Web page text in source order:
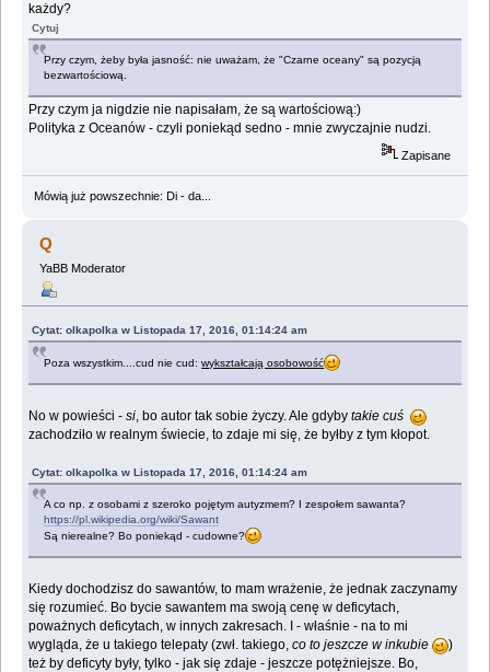
każdy?
Cytuj
Przy czym, żeby była jasność: nie uważam, że "Czarne oceany" są pozycją
bezwartościową.
Przy czym ja nigdzie nie napisałam, że są wartościową:)
Polityka z Oceanów - czyli poniekąd sedno - mnie zwyczajnie nudzi.
Zapisane
Mówią już powszechnie: Di - da...
Q
YaBB Moderator
Cytat: olkapolka w Listopada 17, 2016, 01:14:24 am
Poza wszystkim....cud nie cud:wykształcają osobowość
No w powieści -si, bo autor tak sobie życzy. Ale gdybytakie cuś
zachodziło w realnym świecie, to zdaje mi się, że byłby z tym kłopot.
Cytat: olkapolka w Listopada 17, 2016, 01:14:24 am
A co np. z osobami z szeroko pojętym autyzmem? I zespołem sawanta?
https://pl.wikipedia.org/wiki/Sawant
Są nierealne? Bo poniekąd - cudowne?
Kiedy dochodzisz do sawantów, to mam wrażenie, że jednak zaczynamy
się rozumieć. Bo bycie sawantem ma swoją cenę w deficytach,
poważnych deficytach, w innych zakresach. I - właśnie - na to mi
wygląda, że u takiego telepaty (zwł. takiego,co to jeszcze w inkubie
)
też by deficyty były, tylko - jak się zdaje - jeszcze potężniejsze. Bo,